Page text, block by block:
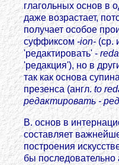
глагольных основ в
даже возрастает,
получает особое
суффиксом-ion-(ср.
'редактировать' -
'редакция'), но в
так как основа
презенса (англ.to
редактировать -
В. основ в
составляет
построения
бы